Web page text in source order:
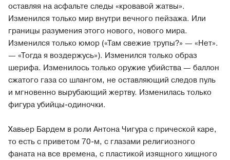
оставляя на асфальте следы «кровавой жатвы».
Изменился только мир внутри вечного пейзажа. Или
границы разумения этого нового, нового мира.
Изменился только юмор («Там свежие трупы?» — «Нет».
— «Тогда я воздержусь»). Изменился только образ
шерифа. Изменилось только оружие убийства — баллон
сжатого газа со шлангом, не оставляющий следов пуль
и мгновенно вырубающий жертву. Изменилась только
фигура убийцы-одиночки.
Хавьер Бардем в роли Антона Чигура с прической каре,
то есть с приветом 70-м, с глазами религиозного
фаната на все времена, с пластикой изящного хищного